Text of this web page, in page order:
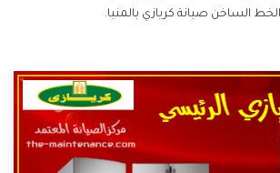
الساخن صيانة كريازي بالمنيا.